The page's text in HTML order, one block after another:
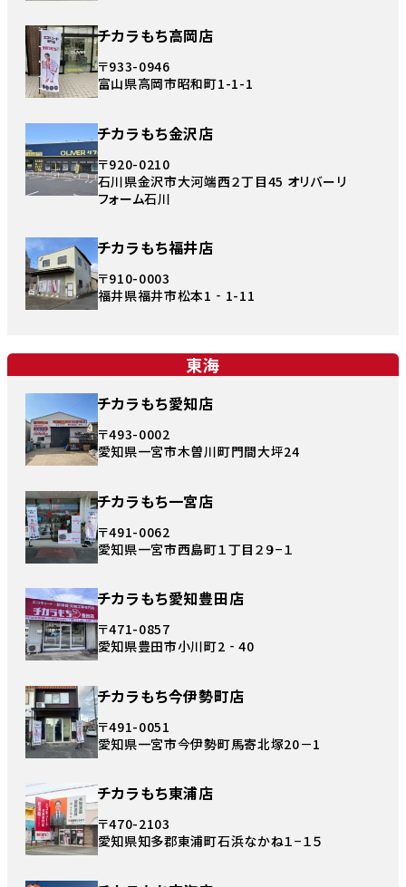
チカラもち高岡店
〒933-0946
富山県高岡市昭和町1-1-1
チカラもち金沢店
〒920-0210
石川県金沢市大河端西２丁目45 オリバーリ
フォーム石川
チカラもち福井店
〒910-0003
福井県福井市松本1‐1-11
東海
チカラもち愛知店
〒493-0002
愛知県一宮市木曽川町門間大坪24
チカラもち一宮店
〒491-0062
愛知県一宮市西島町１丁目２９−１
チカラもち愛知豊田店
〒471-0857
愛知県豊田市小川町2‐40
チカラもち今伊勢町店
〒491-0051
愛知県一宮市今伊勢町馬寄北塚20－1
チカラもち東浦店
〒470-2103
愛知県知多郡東浦町石浜なかね１−１５